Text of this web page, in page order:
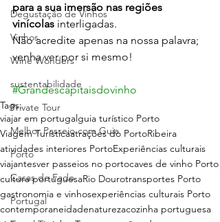
Degustação de Vinhos
Vinhos
Wine Wonders
sustentabilidade
Private Tour
Melhor Passeio com Guia
Porto
Casas de Fado
Portugal
para a sua imersão nas regiões
vinícolas interligadas.
Não acredite apenas na nossa palavra;
venha ver por si mesmo!
#Grandescapitaisdovinho
Tags:
viajar em portugalguia turístico Porto
Viagem Turísticaatrações do PortoRibeira
atividades interiores PortoExperiências culturais
viajantesver passeios no portocaves de vinho Porto
cultura portuguesaRio Dourotransportes Porto
gastronomia e vinhosexperiências culturais Porto
contemporaneidadenaturezacozinha portuguesa